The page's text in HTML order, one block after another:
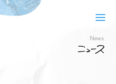
News